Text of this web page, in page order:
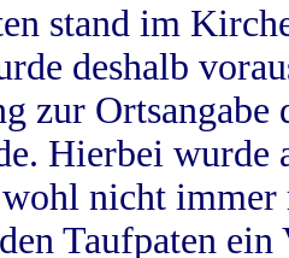
stand im
deshalb
zur
Hierbei wurde
nicht
Taufpaten